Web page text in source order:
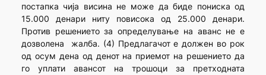
постапка чија висина не може да биде пониска од
15.000 денари ниту повисока од 25.000 денари.
Против решението за определување на аванс не е
дозволена жалба. (4) Предлагачот е должен во рок
од осум дена од денот на приемот на решението да
го уплати авансот на трошоци за претходната